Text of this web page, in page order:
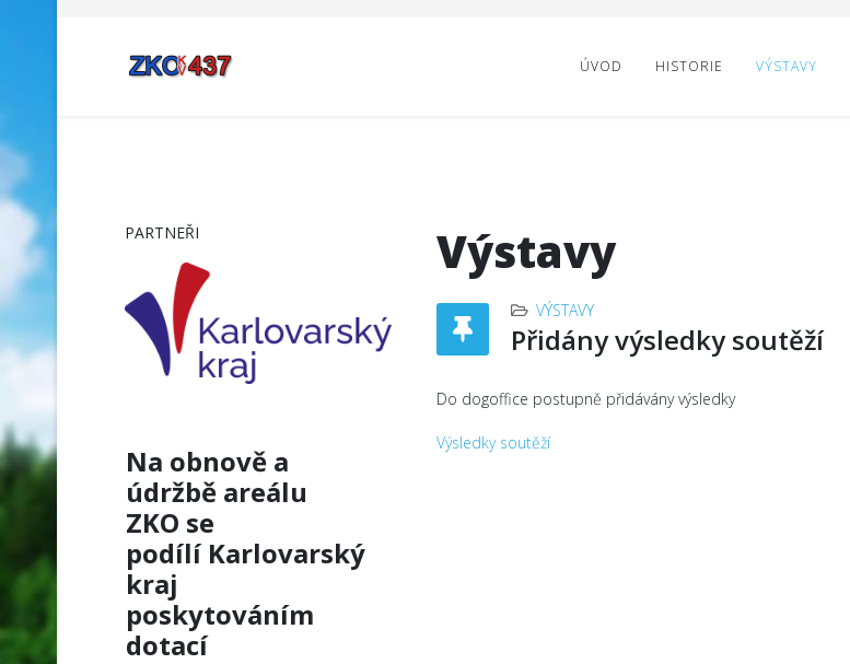
ÚVOD HISTORIE VÝSTAVY
PARTNEŘI
Na obnově a
údržbě areálu
ZKO se
podílí Karlovarský
kraj
poskytováním
dotací
Výstavy
VÝSTAVY
Přidány výsledky soutěží
Do dogoffice postupně přidávány výsledky
Výsledky soutěží